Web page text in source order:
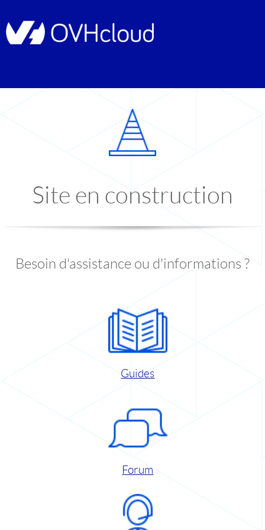
Site en construction
Besoin d'assistance ou d'informations ?
Guides
Forum